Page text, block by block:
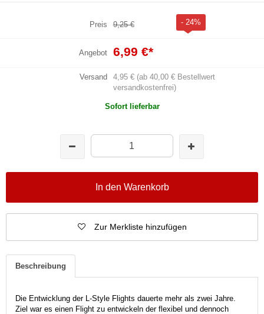
Preis 9,25 € - 24%
Angebot 6,99 €*
Versand
4,95 € (ab 40,00 € Bestellwert
versandkostenfrei)
Sofort lieferbar
In den Warenkorb
Zur Merkliste hinzufügen
Beschreibung
Die Entwicklung der L-Style Flights dauerte mehr als zwei Jahre.
Ziel war es einen Flight zu entwickeln der flexibel und dennoch